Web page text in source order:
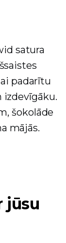
satura
padarītu
šokolāde
mājās.
jūsu